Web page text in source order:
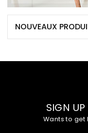
NOUVEAUX
SIGN UP
Wants to